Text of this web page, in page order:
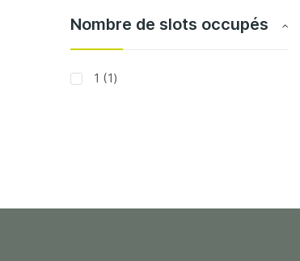
Nombre de slots occupés
1 1article